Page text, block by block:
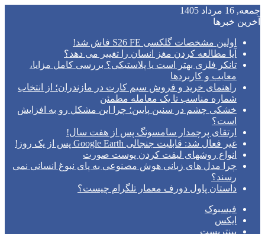
جمعه, 16 مرداد 1405
آخرین خبرها
اولین مشخصات گلکسی S26 FE فاش شد!
آیا مطالعه کردن مغز انسان را تغییر می‌ دهد؟
تانکر فلزی بهتر است یا پلاستیکی؟ بررسی کامل مزایا،
معایب و کاربردها
راهنمای خرید و فروش سیم کارت در مازندران؛ از انتخاب
شماره مناسب تا یک معامله مطمئن
خشکی چشم در سنین پایین؛ چرا این مشکل رو به افزایش
است؟
ارتقای پرچمدار سامسونگ پس از هفت سال!
غیر فعال شد: قابلیت جنجالی Google Earth پس از یک روز!
انواع روشهای لیفت کردن پوست صورت
چرا مدل‌ های زبانی هوش مصنوعی به پای نبوغ انسانی نمی‌
رسند؟
داستان پاول دورف معمار تلگرام چیست؟
فیسبوک
ایکس
پینتریست